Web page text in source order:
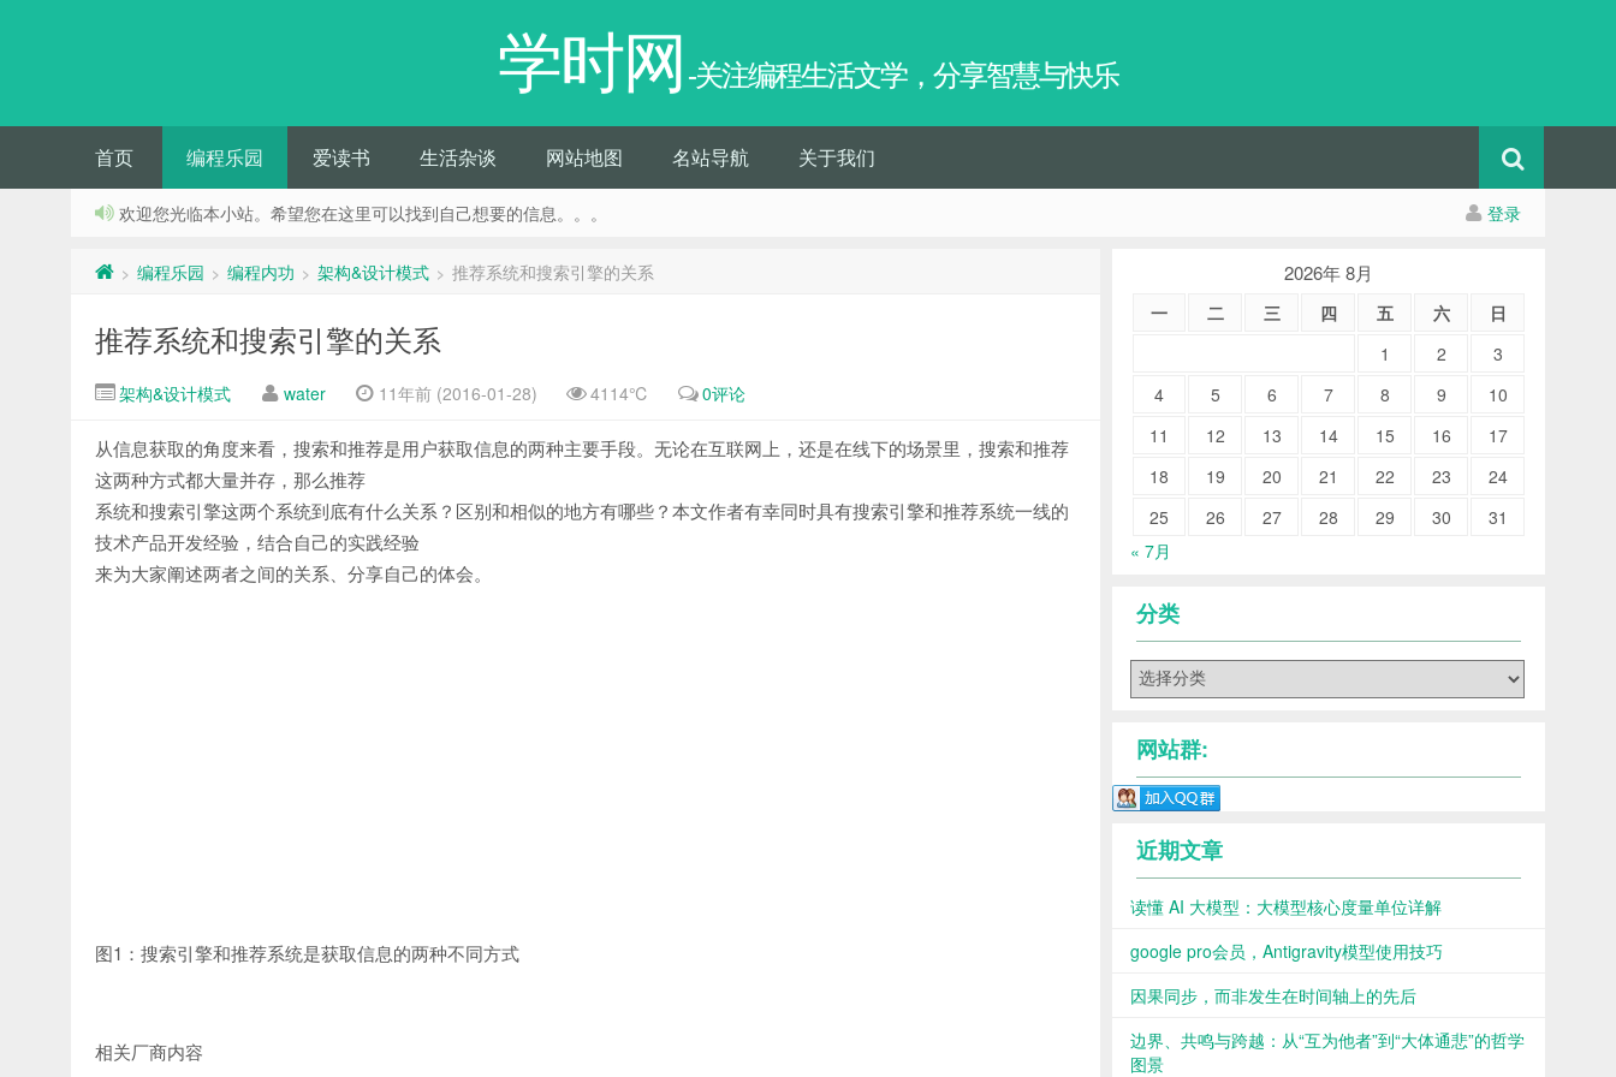
学时网 -关注编程生活文学，分享智慧与快乐
首页 编程乐园 爱读书 生活杂谈 网站地图 名站导航 关于我们
登录
欢迎您光临本小站。希望您在这里可以找到自己想要的信息。。。
> 编程乐园 > 编程内功 > 架构&设计模式 > 推荐系统和搜索引擎的关系
推荐系统和搜索引擎的关系
架构&设计模式 water 11年前 (2016-01-28) 4114℃ 0评论
从信息获取的角度来看，搜索和推荐是用户获取信息的两种主要手段。无论在互联网上，还是在线下的场景里，搜索和推荐
这两种方式都大量并存，那么推荐
系统和搜索引擎这两个系统到底有什么关系？区别和相似的地方有哪些？本文作者有幸同时具有搜索引擎和推荐系统一线的
技术产品开发经验，结合自己的实践经验
来为大家阐述两者之间的关系、分享自己的体会。
图1：搜索引擎和推荐系统是获取信息的两种不同方式
相关厂商内容
2026年 8月
一 二 三 四 五 六
日
1
2
3
4
5 6 7 8 9
10
11
12 13 14 15 16
17
18
19 20 21 22 23
24
25
26 27 28 29 30
31
« 7月
分类
网站群:
近期文章
读懂 AI 大模型：大模型核心度量单位详解
google pro会员，Antigravity模型使用技巧
因果同步，而非发生在时间轴上的先后
边界、共鸣与跨越：从“互为他者”到“大体通悲”的哲学
图景